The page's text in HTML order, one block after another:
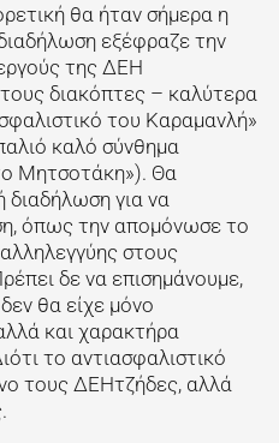
θα ήταν σήμερα η
εξέφραζε την
της ΔΕΗ
διακόπτες – καλύτερα
του Καραμανλή»
καλό σύνθημα
Μητσοτάκη»). Θα
διαδήλωση για να
όπως την απομόνωσε το
στους
δε να επισημάνουμε,
θα είχε μόνο
και χαρακτήρα
το αντιασφαλιστικό
τους ΔΕΗτζήδες, αλλά